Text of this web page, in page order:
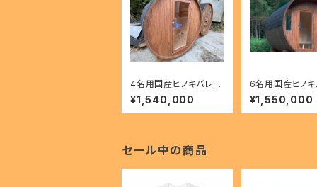
4名用国産ヒノキバレル
サウナ（サウナ本体の
み）
¥1,540,000
6名用国産ヒノ
サウナ（サウナ
み）
¥1,550,000
セール中の商品